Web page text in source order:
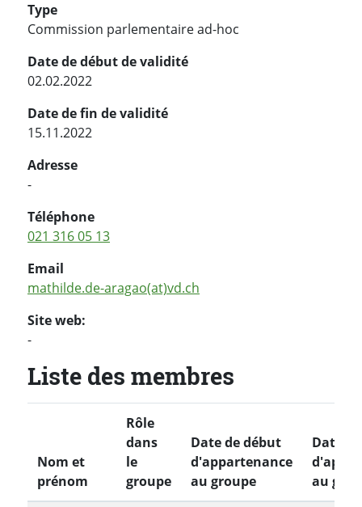
Type
Commission parlementaire ad-hoc
Date de début de validité
02.02.2022
Date de fin de validité
15.11.2022
Adresse
-
Téléphone
021 316 05 13
Email
mathilde.de-aragao(at)vd.ch
Site web:
-
Liste des membres
Nom et
prénom
Rôle
dans
le
groupe
Date de début
d'appartenance
au groupe
Date
au